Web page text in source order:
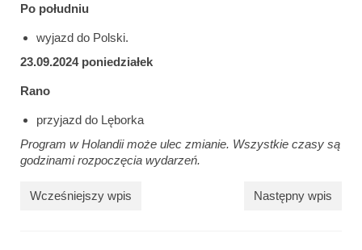
Po południu
wyjazd do Polski.
23.09.2024 poniedziałek
Rano
przyjazd do Lęborka
Program w Holandii może ulec zmianie. Wszystkie czasy są
godzinami rozpoczęcia wydarzeń.
Wcześniejszy wpis Następny wpis